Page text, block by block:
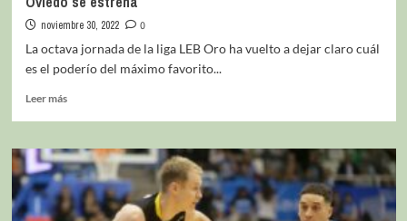
noviembre 30, 2022
0
La octava jornada de la liga LEB Oro ha vuelto a dejar claro cuál
es el poderío del máximo favorito...
Leer más